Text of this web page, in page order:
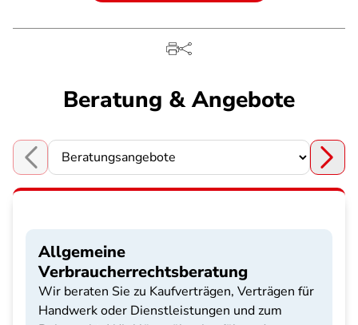
Beratung & Angebote
Choose a section
Allgemeine
Verbraucherrechtsberatung
Wir beraten Sie zu Kaufverträgen, Verträgen für
Handwerk oder Dienstleistungen und zum